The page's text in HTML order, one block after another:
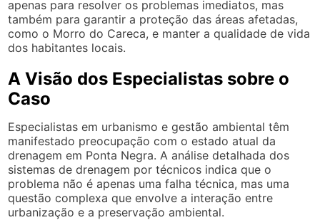
apenas para resolver os problemas imediatos, mas
também para garantir a proteção das áreas afetadas,
como o Morro do Careca, e manter a qualidade de vida
dos habitantes locais.
A Visão dos Especialistas sobre o
Caso
Especialistas em urbanismo e gestão ambiental têm
manifestado preocupação com o estado atual da
drenagem em Ponta Negra. A análise detalhada dos
sistemas de drenagem por técnicos indica que o
problema não é apenas uma falha técnica, mas uma
questão complexa que envolve a interação entre
urbanização e a preservação ambiental.